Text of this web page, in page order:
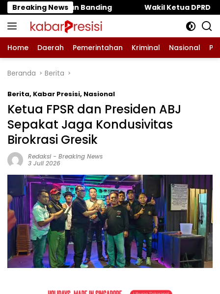
Langsung
ke
konten
Breaking News‎Wakil Ketua DPRD Pasuruan Muhammad
Home Daerah Pemerintahan Kriminal Nasional
Beranda Berita
Berita, Kabar Presisi, Nasional
Ketua FPSR dan Presiden ABJ
Sepakat Jaga Kondusivitas
Birokrasi Gresik
Redaksi- Breaking News
3 Juli 2026